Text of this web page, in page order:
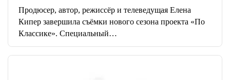
Продюсер, автор, режиссёр и телеведущая Елена
Кипер завершила съёмки нового сезона проекта «По
Классике». Специальный…